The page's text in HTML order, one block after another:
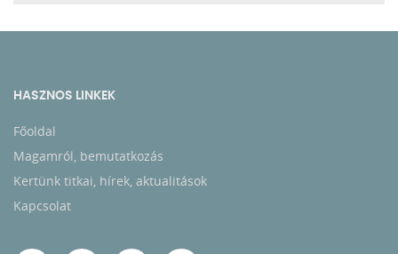
HASZNOS LINKEK
Főoldal
Magamról, bemutatkozás
Kertünk titkai, hírek, aktualitások
Kapcsolat